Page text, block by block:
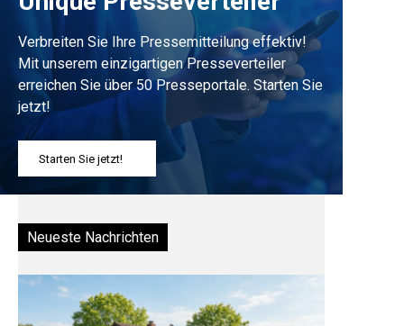
Verbreiten Sie Ihre Pressemitteilung effektiv!
Mit unserem einzigartigen Presseverteiler
erreichen Sie über 50 Presseportale. Starten Sie
jetzt!
Starten Sie jetzt!
Neueste Nachrichten